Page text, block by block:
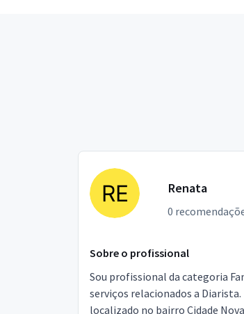
Renata
0
Sobre o profissional
Sou profissional da categoria
serviços relacionados a Diarista.
localizado no bairro Cidade